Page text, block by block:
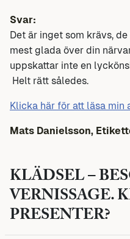
Svar:
Det är inget som krävs,
mest glada över din
uppskattar inte en
Helt rätt således.
Klicka här för att läsa min
Mats Danielsson,
KLÄDSEL –
VERNISSAGE.
PRESENTER?